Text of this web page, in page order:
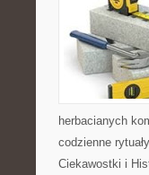
herbacianych
codzienne
Ciekawostki i